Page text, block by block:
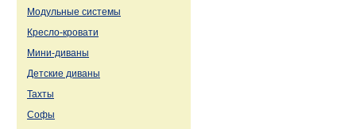
Модульные системы
Кресло-кровати
Мини-диваны
Детские диваны
Тахты
Софы